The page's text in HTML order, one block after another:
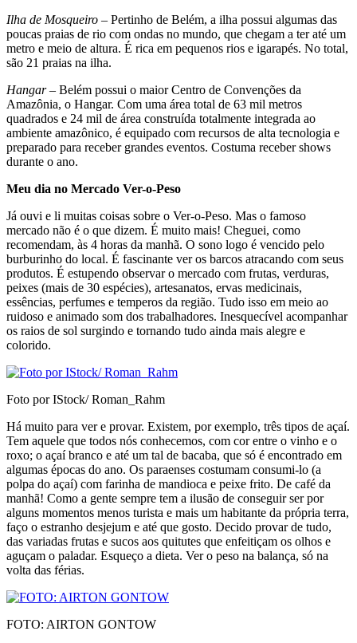
Ilha de Mosqueiro – Pertinho de Belém, a ilha possui algumas das
poucas praias de rio com ondas no mundo, que chegam a ter até um
metro e meio de altura. É rica em pequenos rios e igarapés. No total,
são 21 praias na ilha.
Hangar– Belém possui o maior Centro de Convenções da
Amazônia, o Hangar. Com uma área total de 63 mil metros
quadrados e 24 mil de área construída totalmen­te integrada ao
ambiente amazônico, é equipado com recursos de alta tecnologia e
preparado para receber grandes eventos. Costuma receber shows
durante o ano.
Meu dia no Mercado Ver-o-Peso
Já ouvi e li muitas coisas sobre o Ver-o-Peso. Mas o famoso
mercado não é o que dizem. É muito mais! Cheguei, como
recomendam, às 4 horas da manhã. O sono logo é vencido pelo
burburinho do local. É fasci­nante ver os barcos atracando com seus
produtos. É estupendo observar o mercado com frutas, verduras,
peixes (mais de 30 espécies), artesanatos, ervas medi­cinais,
essências, perfumes e temperos da região. Tudo isso em meio ao
ruidoso e animado som dos trabalha­dores. Inesquecível acompanhar
os raios de sol surgin­do e tornando tudo ainda mais alegre e
colorido.
Foto por IStock/ Roman_Rahm
Há muito para ver e provar. Existem, por exemplo, três tipos de açaí.
Tem aquele que todos nós conhecemos, com cor entre o vinho e o
roxo; o açaí branco e até um tal de bacaba, que só é encontrado em
algumas épocas do ano. Os paraenses costumam consumi-lo (a
polpa do açaí) com farinha de mandioca e peixe frito. De café da
manhã! Como a gente sempre tem a ilusão de conseguir ser por
alguns momentos menos turista e mais um habitante da própria terra,
faço o estranho desjejum e até que gosto. Decido provar de tudo,
das variadas frutas e sucos aos quitutes que enfeitiçam os olhos e
aguçam o paladar. Esqueço a dieta. Ver o peso na balança, só na
volta das férias.
FOTO: AIRTON GONTOW